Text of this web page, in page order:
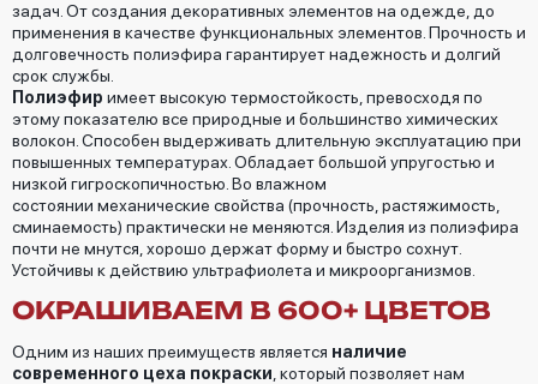
задач. От создания декоративных элементов на одежде, до
применения в качестве функциональных элементов. Прочность и
долговечность полиэфира гарантирует надежность и долгий
срок службы.
Полиэфир имеет высокую термостойкость, превосходя по
этому показателю все природные и большинство химических
волокон. Способен выдерживать длительную эксплуатацию при
повышенных температурах. Обладает большой упругостью и
низкой гигроскопичностью. Во влажном
состоянии механические свойства (прочность, растяжимость,
сминаемость) практически не меняются. Изделия из полиэфира
почти не мнутся, хорошо держат форму и быстро сохнут.
Устойчивы к действию ультрафиолета и микроорганизмов.
ОКРАШИВАЕМ В 600+ ЦВЕТОВ
Одним из наших преимуществ является наличие
современного цеха покраски , который позволяет нам